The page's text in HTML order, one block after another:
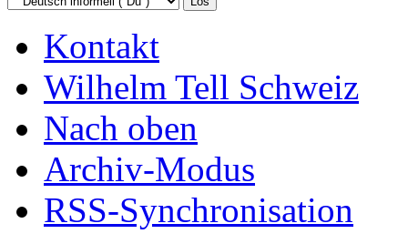
Kontakt
Wilhelm Tell Schweiz
Nach oben
Archiv-Modus
RSS-Synchronisation